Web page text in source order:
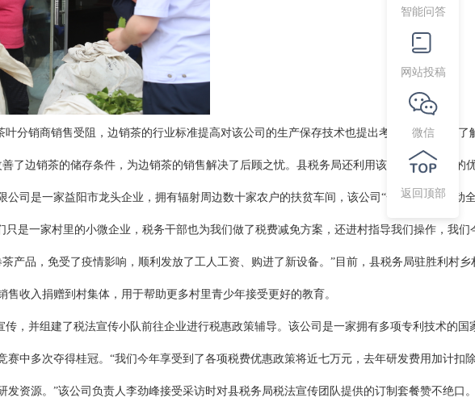
叶分销商销售受阻，边销茶的行业标准提高对该公司的生产保存技术也提出考验。县税务局了
了边销茶的储存条件，为边销茶的销售解决了后顾之忧。县税务局还利用该公司产教融合的
公司 是一家益阳市龙头企业，拥有辐射周边数十家农户的扶贫车间，该公司 “一人富不如带动
是一家村里的小微企业，税务干部也为我们做了税费减免方案，还进村指导我们操作，我们
产品，免受了疫情影响，顺利发放了工人工资、购进了新设备。”目前，县税务局驻胜利村乡
收入捐赠到村集体，用于帮助更多村里青少年接受更好的教育。
，并组建了税法宣传小队前往企业进行税惠政策辅导。该公司是一家拥有多项专利技术的国
中多次夺得桂冠。 “我们今年享受到了各项税费优惠政策将近七万元，去年研发费用加计扣
资源。 ”该公司负责人李劲峰接受采访时对县税务局税法宣传团队提供的订制套餐赞不绝口
智能问答
网站投稿
微信
返回顶部